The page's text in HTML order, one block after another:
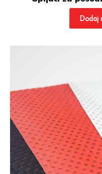
Dodaj